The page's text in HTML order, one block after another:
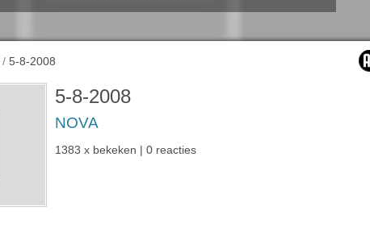
/ 5-8-2008
5-8-2008
NOVA
1383 x bekeken | 0 reacties